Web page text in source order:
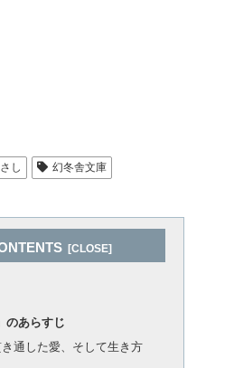
し 幻冬舎文庫
のあらすじ
通した愛、そして生き方